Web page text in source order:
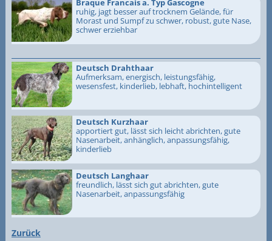
Braque Francais a. Typ Gascogne
ruhig, jagt besser auf trocknem Gelände, für
Morast und Sumpf zu schwer, robust, gute Nase,
schwer erziehbar
Deutsch Drahthaar
Aufmerksam, energisch, leistungsfähig,
wesensfest, kinderlieb, lebhaft, hochintelligent
Deutsch Kurzhaar
apportiert gut, lässt sich leicht abrichten, gute
Nasenarbeit, anhänglich, anpassungsfähig,
kinderlieb
Deutsch Langhaar
freundlich, lässt sich gut abrichten, gute
Nasenarbeit, anpassungsfähig
Zurück